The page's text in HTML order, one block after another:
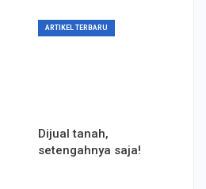
ARTIKEL TERBARU
Dijual tanah,
setengahnya saja!